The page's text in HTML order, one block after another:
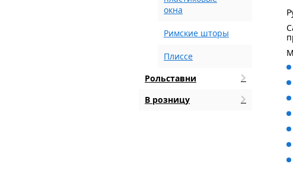
окна
Римские шторы
Плиссе
Рольставни
В розницу